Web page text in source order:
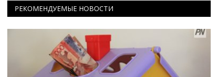
РЕКОМЕНДУЕМЫЕ НОВОСТИ